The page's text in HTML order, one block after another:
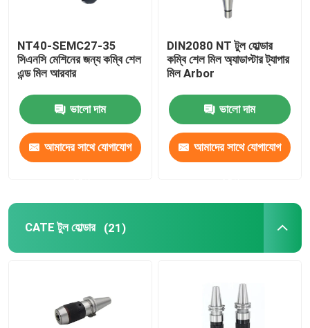
NT40-SEMC27-35
সিএনসি মেশিনের জন্য কম্বি শেল
এন্ড মিল আরবার
ভালো দাম
আমাদের সাথে যোগাযোগ
DIN2080 NT টুল হোল্ডার
কম্বি শেল মিল অ্যাডাপ্টার ট্যাপার
মিল Arbor
ভালো দাম
আমাদের সাথে যোগাযোগ
CATE টুল হোল্ডার (21)